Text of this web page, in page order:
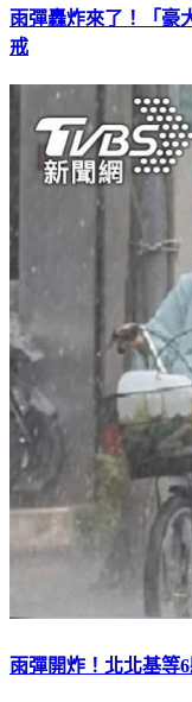
雨彈轟炸來了！「
戒
雨彈開炸！北北基等